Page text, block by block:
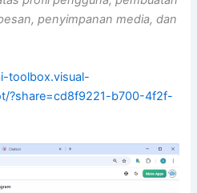
penyimpanan media, dan
toolbox.visual-
?share=cd8f9221-b700-4f2f-